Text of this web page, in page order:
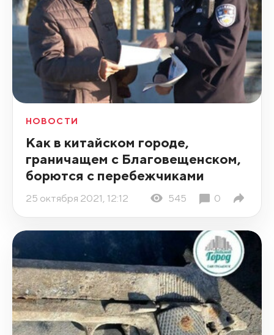
НОВОСТИ
Как в китайском городе,
граничащем с Благовещенском,
борются с перебежчиками
25 октября 2021, 12:12 545 0